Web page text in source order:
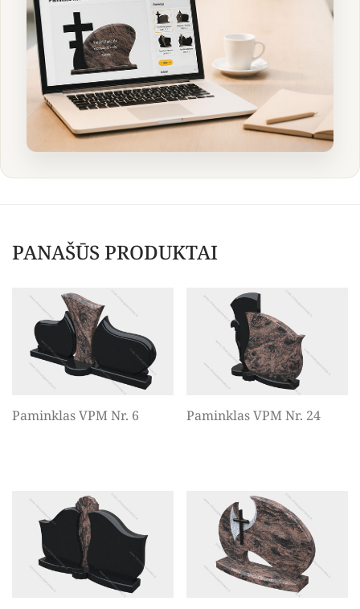
PANAŠŪS PRODUKTAI
Paminklas VPM Nr. 6 Paminklas VPM Nr. 24